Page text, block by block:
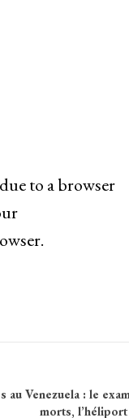
to a browser
au Venezuela : le
morts,